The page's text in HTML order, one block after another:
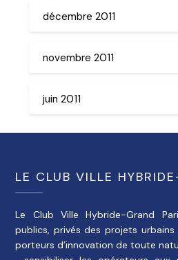
décembre 2011
novembre 2011
juin 2011
LE CLUB VILLE
Le Club Ville Hybride-Grand
publics, privés des projets
porteurs d’innovation de toute